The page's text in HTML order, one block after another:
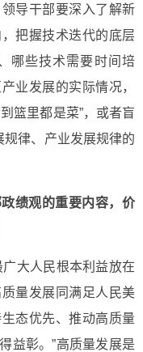
导干部要深入了解新
把握技术迭代的底层
哪些技术需要时间培
业发展的实际情况，
篮里都是菜”，或者盲
规律、产业发展规律的
绩观的重要内容，价
大人民根本利益放在
量发展同满足人民美
态优先、推动高质量
益彰。”高质量发展是